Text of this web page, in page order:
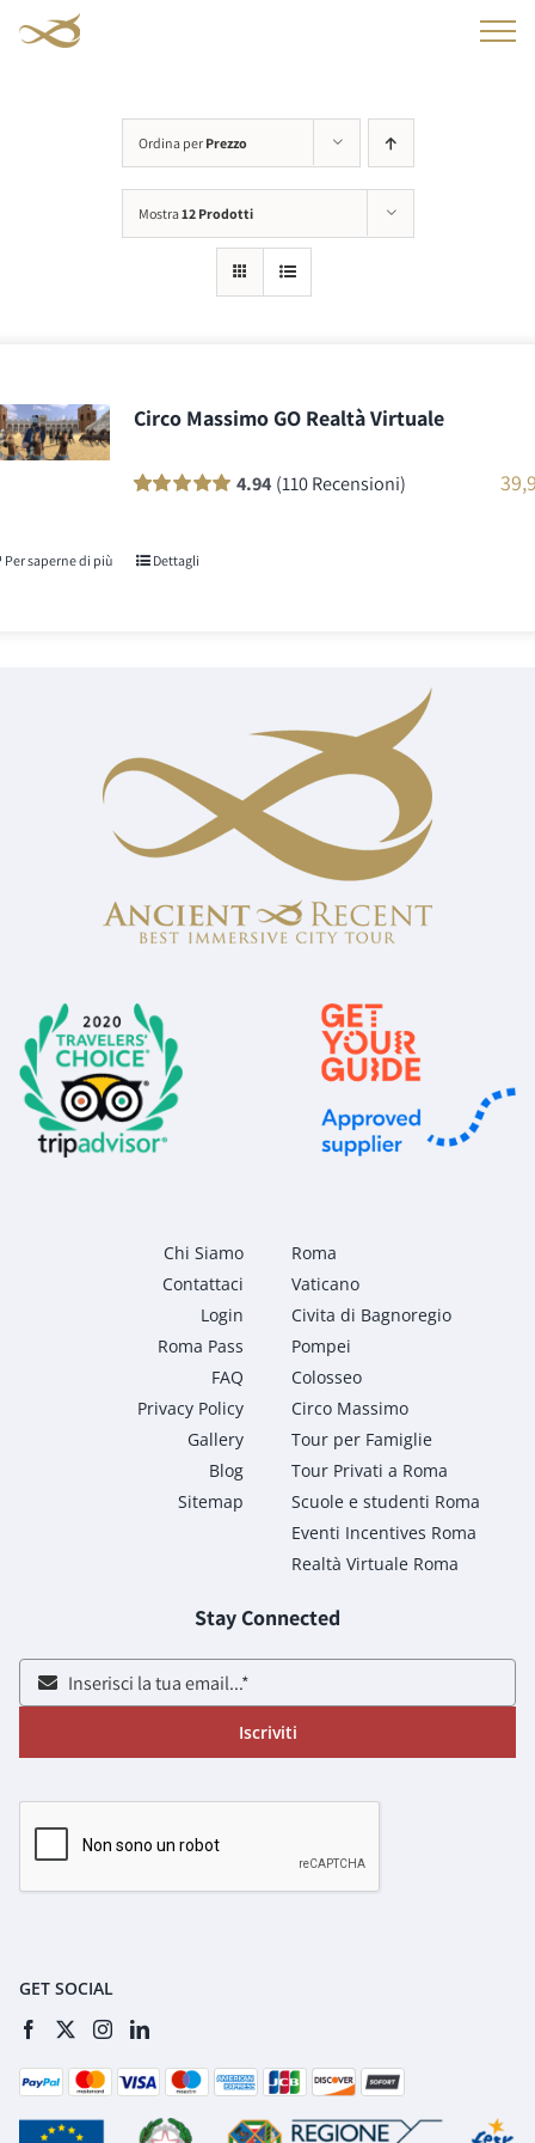
Ordina per Prezzo
Mostra12 Prodotti
Circo Massimo GO Realtà Virtuale
recensioni
4.94 (110 Recensioni)
Per saperne di più Dettagli
Chi Siamo
Contattaci
Login
Roma Pass
FAQ
Privacy Policy
Gallery
Blog
Sitemap
Roma
Vaticano
Civita di Bagnoregio
Pompei
Colosseo
Circo Massimo
Tour per Famiglie
Tour Privati a Roma
Scuole e studenti Roma
Eventi Incentives Roma
Realtà Virtuale Roma
Stay Connected
Iscriviti
GET SOCIAL